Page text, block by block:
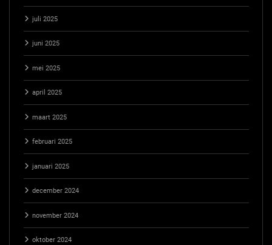
juli 2025
juni 2025
mei 2025
april 2025
maart 2025
februari 2025
januari 2025
december 2024
november 2024
oktober 2024